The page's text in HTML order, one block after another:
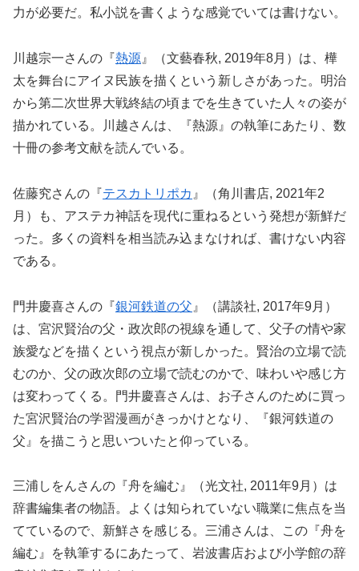
力が必要だ。私小説を書くような感覚でいては書けない。
川越宗一さんの『熱源 』（文藝春秋, 2019年8月）は、樺
太を舞台にアイヌ民族を描くという新しさがあった。明治
から第二次世界大戦終結の頃までを生きていた人々の姿が
描かれている。川越さんは、『熱源』の執筆にあたり、数
十冊の参考文献を読んでいる。
佐藤究さんの『テスカトリポカ 』（角川書店, 2021年2
月）も、アステカ神話を現代に重ねるという発想が新鮮だ
った。多くの資料を相当読み込まなければ、書けない内容
である。
門井慶喜さんの『銀河鉄道の父 』（講談社, 2017年9月）
は、宮沢賢治の父・政次郎の視線を通して、父子の情や家
族愛などを描くという視点が新しかった。賢治の立場で読
むのか、父の政次郎の立場で読むのかで、味わいや感じ方
は変わってくる。門井慶喜さんは、お子さんのために買っ
た宮沢賢治の学習漫画がきっかけとなり、『銀河鉄道の
父』を描こうと思いついたと仰っている。
三浦しをんさんの『舟を編む』（光文社, 2011年9月）は
辞書編集者の物語。よくは知られていない職業に焦点を当
てているので、新鮮さを感じる。三浦さんは、この『舟を
編む』を執筆するにあたって、岩波書店および小学館の辞